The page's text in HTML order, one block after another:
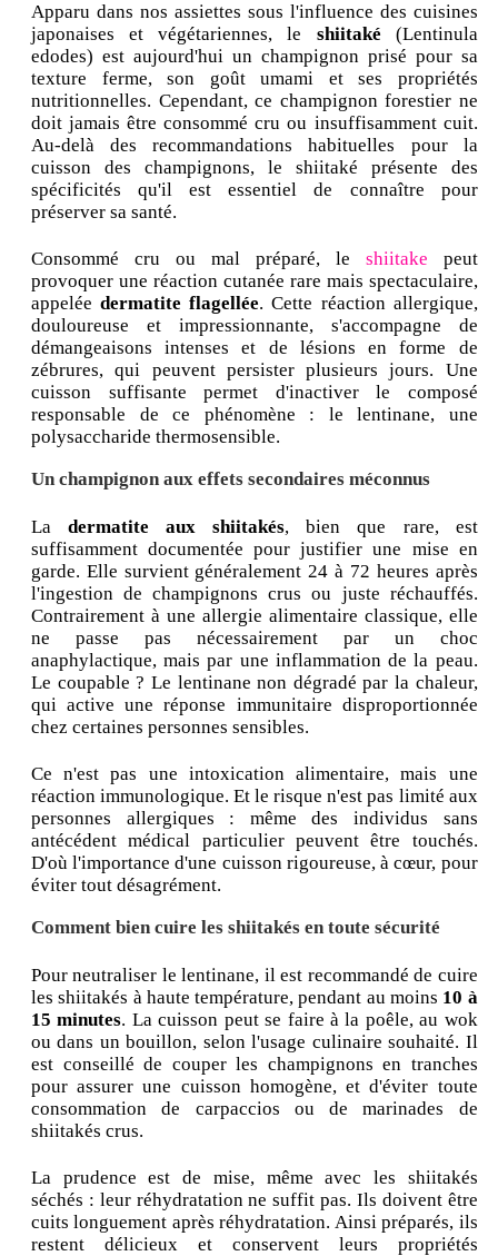
Apparu dans nos assiettes sous l'influence des cuisines
japonaises et végétariennes, le shiitaké (Lentinula
edodes) est aujourd'hui un champignon prisé pour sa
texture ferme, son goût umami et ses propriétés
nutritionnelles. Cependant, ce champignon forestier ne
doit jamais être consommé cru ou insuffisamment cuit.
Au-delà des recommandations habituelles pour la
cuisson des champignons, le shiitaké présente des
spécificités qu'il est essentiel de connaître pour
préserver sa santé.
Consommé cru ou mal préparé, le shiitake peut
provoquer une réaction cutanée rare mais spectaculaire,
appeléedermatite flagellée. Cette réaction allergique,
douloureuse et impressionnante, s'accompagne de
démangeaisons intenses et de lésions en forme de
zébrures, qui peuvent persister plusieurs jours. Une
cuisson suffisante permet d'inactiver le composé
responsable de ce phénomène : le lentinane, une
polysaccharide thermosensible.
Un champignon aux effets secondaires méconnus
Ladermatite aux shiitakés, bien que rare, est
suffisamment documentée pour justifier une mise en
garde. Elle survient généralement 24 à 72 heures après
l'ingestion de champignons crus ou juste réchauffés.
Contrairement à une allergie alimentaire classique, elle
ne passe pas nécessairement par un choc
anaphylactique, mais par une inflammation de la peau.
Le coupable ? Le lentinane non dégradé par la chaleur,
qui active une réponse immunitaire disproportionnée
chez certaines personnes sensibles.
Ce n'est pas une intoxication alimentaire, mais une
réaction immunologique. Et le risque n'est pas limité aux
personnes allergiques : même des individus sans
antécédent médical particulier peuvent être touchés.
D'où l'importance d'une cuisson rigoureuse, à cœur, pour
éviter tout désagrément.
Comment bien cuire les shiitakés en toute sécurité
Pour neutraliser le lentinane, il est recommandé de cuire
les shiitakés à haute température, pendant au moins 10 à
15 minutes. La cuisson peut se faire à la poêle, au wok
ou dans un bouillon, selon l'usage culinaire souhaité. Il
est conseillé de couper les champignons en tranches
pour assurer une cuisson homogène, et d'éviter toute
consommation de carpaccios ou de marinades de
shiitakés crus.
La prudence est de mise, même avec les shiitakés
séchés : leur réhydratation ne suffit pas. Ils doivent être
cuits longuement après réhydratation. Ainsi préparés, ils
restent délicieux et conservent leurs propriétés